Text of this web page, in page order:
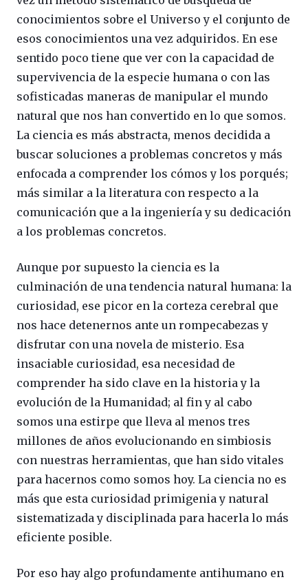
conocimientos sobre el Universo y el conjunto de
esos conocimientos una vez adquiridos. En ese
sentido poco tiene que ver con la capacidad de
supervivencia de la especie humana o con las
sofisticadas maneras de manipular el mundo
natural que nos han convertido en lo que somos.
La ciencia es más abstracta, menos decidida a
buscar soluciones a problemas concretos y más
enfocada a comprender los cómos y los porqués;
más similar a la literatura con respecto a la
comunicación que a la ingeniería y su dedicación
a los problemas concretos.
Aunque por supuesto la ciencia es la
culminación de una tendencia natural humana: la
curiosidad, ese picor en la corteza cerebral que
nos hace detenernos ante un rompecabezas y
disfrutar con una novela de misterio. Esa
insaciable curiosidad, esa necesidad de
comprender ha sido clave en la historia y la
evolución de la Humanidad; al fin y al cabo
somos una estirpe que lleva al menos tres
millones de años evolucionando en simbiosis
con nuestras herramientas, que han sido vitales
para hacernos como somos hoy. La ciencia no es
más que esta curiosidad primigenia y natural
sistematizada y disciplinada para hacerla lo más
eficiente posible.
Por eso hay algo profundamente antihumano en